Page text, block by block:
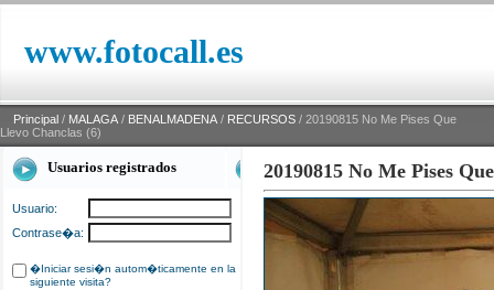
www.fotocall.es
Principal / MALAGA / BENALMADENA / RECURSOS / 20190815 No Me Pises Que
Llevo Chanclas (6)
Usuarios registrados
Usuario:
Contrase�a:
�Iniciar sesi�n autom�ticamente en la
siguiente visita?
20190815 No Me Pises